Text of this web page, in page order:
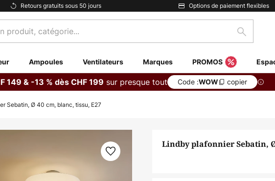
Retours gratuits sous 50 jours Options de paiement flexibles
Ampoules Ventilateurs Marques PROMOS
149 & -13 % dès CHF 199 sur presque tout Code :WOW copier
Sebatin, Ø 40 cm, blanc, tissu, E27
Lindby plafonnier Sebatin,